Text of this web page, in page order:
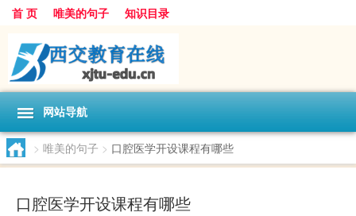
首 页 唯美的句子 知识目录
网站导航
> 唯美的句子 > 口腔医学开设课程有哪些
口腔医学开设课程有哪些